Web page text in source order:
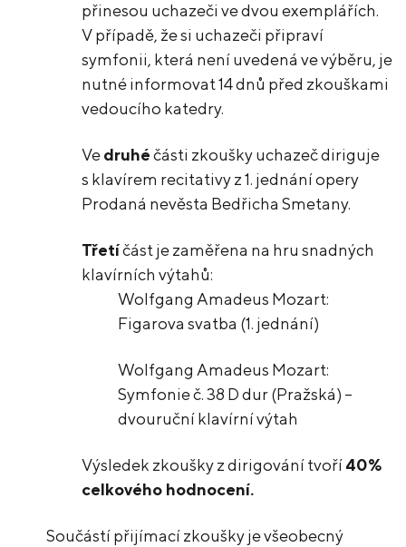
přinesou uchazeči ve dvou exemplářích.
V případě, že si uchazeči připraví
symfonii, která není uvedená ve výběru, je
nutné informovat 14 dnů před zkouškami
vedoucího katedry.
Vedruhéčásti zkoušky uchazeč diriguje
s klavírem recitativy z 1. jednání opery
Prodaná nevěsta Bedřicha Smetany.
Třetíčást je zaměřena na hru snadných
klavírních výtahů:
Wolfgang Amadeus Mozart:
Figarova svatba (1. jednání)
Wolfgang Amadeus Mozart:
Symfonie č. 38 D dur (Pražská) –
dvouruční klavírní výtah
Výsledek zkoušky z dirigování tvoří40%
celkového hodnocení.
Součástí přijímací zkoušky je všeobecný